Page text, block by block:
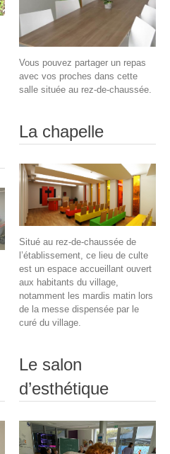
Vous pouvez partager un repas
avec vos proches dans cette
salle située au rez-de-chaussée.
La chapelle
Situé au rez-de-chaussée de
l’établissement, ce lieu de culte
est un espace accueillant ouvert
aux habitants du village,
notamment les mardis matin lors
de la messe dispensée par le
curé du village.
Le salon
d’esthétique